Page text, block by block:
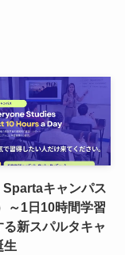
Spartaキャンパス
～1日10時間学習
る新スパルタキャ
生